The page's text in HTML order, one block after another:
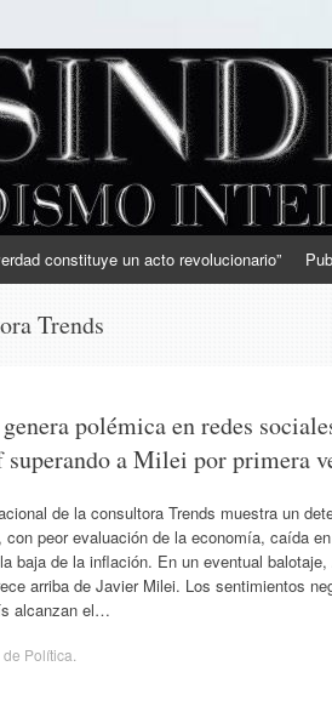
constituye un acto revolucionario”
Trends
polémica en redes
a Milei por primera
de la consultora Trends muestra un
con peor evaluación de la economía, caída
baja de la inflación. En un eventual
arriba de Javier Milei. Los sentimientos
alcanzan el…
de Política